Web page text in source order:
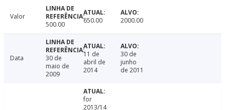
Valor
500.00
650.00 2000.00
Data
30 de
maio de
2009
11 de
abril de
2014
30 de
junho
de 2011
for
2013/14